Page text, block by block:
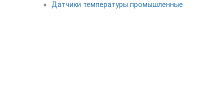
Датчики температуры промышленные